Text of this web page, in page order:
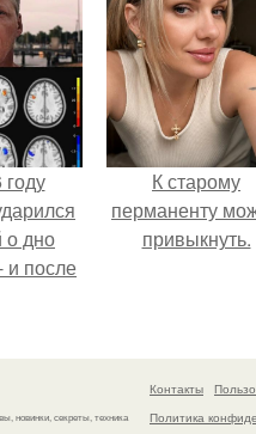
о дно
и после
К старому
перманенту
привыкнуть.
новинки, секреты, техника
Контакты
Политика